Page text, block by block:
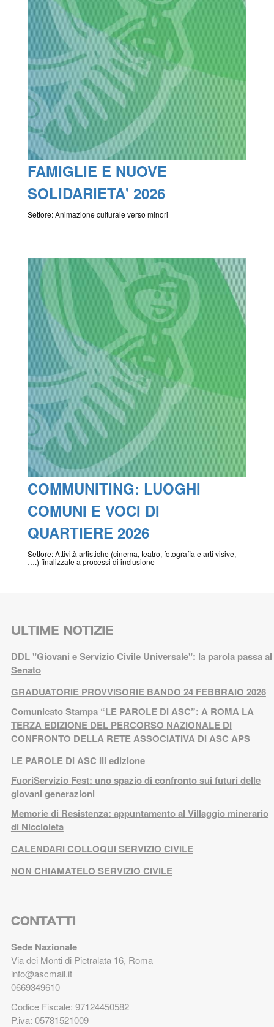
FAMIGLIE E NUOVE
SOLIDARIETA' 2026
Settore: Animazione culturale verso minori
COMMUNITING: LUOGHI
COMUNI E VOCI DI
QUARTIERE 2026
Settore: Attività artistiche (cinema, teatro, fotografia e arti visive,
….) finalizzate a processi di inclusione
ULTIME NOTIZIE
DDL "Giovani e Servizio Civile Universale": la parola passa al
Senato
GRADUATORIE PROVVISORIE BANDO 24 FEBBRAIO 2026
Comunicato Stampa “LE PAROLE DI ASC”: A ROMA LA
TERZA EDIZIONE DEL PERCORSO NAZIONALE DI
CONFRONTO DELLA RETE ASSOCIATIVA DI ASC APS
LE PAROLE DI ASC III edizione
FuoriServizio Fest: uno spazio di confronto sui futuri delle
giovani generazioni
Memorie di Resistenza: appuntamento al Villaggio minerario
di Niccioleta
CALENDARI COLLOQUI SERVIZIO CIVILE
NON CHIAMATELO SERVIZIO CIVILE
CONTATTI
Sede Nazionale
Via dei Monti di Pietralata 16, Roma
info@ascmail.it
0669349610
Codice Fiscale: 97124450582
P.iva: 05781521009